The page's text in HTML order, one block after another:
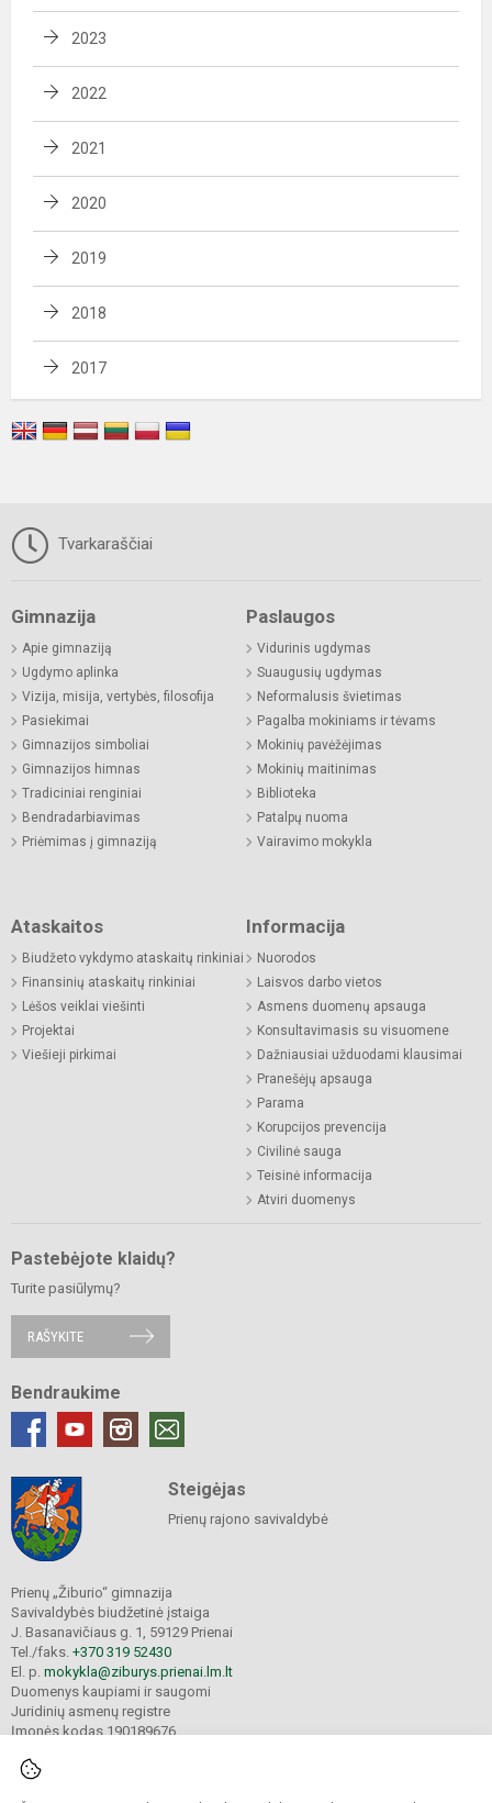
2023
2022
2021
2020
2019
2018
2017
Tvarkaraščiai
Gimnazija
Apie gimnaziją
Ugdymo aplinka
Vizija, misija, vertybės, filosofija
Pasiekimai
Gimnazijos simboliai
Gimnazijos himnas
Tradiciniai renginiai
Bendradarbiavimas
Priėmimas į gimnaziją
Paslaugos
Vidurinis ugdymas
Suaugusių ugdymas
Neformalusis švietimas
Pagalba mokiniams ir tėvams
Mokinių pavėžėjimas
Mokinių maitinimas
Biblioteka
Patalpų nuoma
Vairavimo mokykla
Ataskaitos
Biudžeto vykdymo ataskaitų rinkiniai
Finansinių ataskaitų rinkiniai
Lėšos veiklai viešinti
Projektai
Viešieji pirkimai
Informacija
Nuorodos
Laisvos darbo vietos
Asmens duomenų apsauga
Konsultavimasis su visuomene
Dažniausiai užduodami klausimai
Pranešėjų apsauga
Parama
Korupcijos prevencija
Civilinė sauga
Teisinė informacija
Atviri duomenys
Pastebėjote klaidų?
Turite pasiūlymų?
RAŠYKITE
Bendraukime
Steigėjas
Prienų rajono savivaldybė
Prienų „Žiburio“ gimnazija
Savivaldybės biudžetinė įstaiga
J. Basanavičiaus g. 1, 59129 Prienai
Tel./faks. +370 319 52430
El. p. mokykla@ziburys.prienai.lm.lt
Duomenys kaupiami ir saugomi
Juridinių asmenų registre
Įmonės kodas 190189676